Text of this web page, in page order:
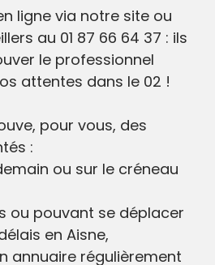
ligne via notre site ou
au 01 87 66 64 37 : ils
le professionnel
attentes dans le 02 !
pour vous, des
:
ou sur le créneau
ou pouvant se déplacer
en Aisne,
annuaire régulièrement